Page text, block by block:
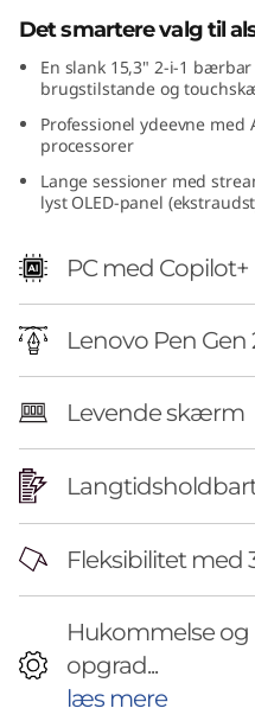
5
A
M
Det smartere valg til
En slank 15,3" 2-i-1
brugstilstande og
Professionel ydeevne med
processorer
Lange sessioner med
lyst OLED-panel
PC med Copilot+
Lenovo Pen Gen
Levende skærm
Fleksibilitet med
Hukommelse og
opgrad...
læs mere